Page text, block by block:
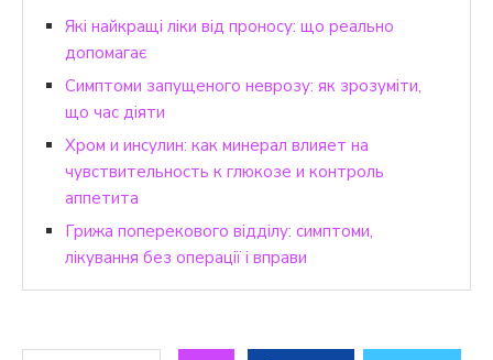
Які найкращі ліки від проносу: що реально
допомагає
Симптоми запущеного неврозу: як зрозуміти,
що час діяти
Хром и инсулин: как минерал влияет на
чувствительность к глюкозе и контроль
аппетита
Грижа поперекового відділу: симптоми,
лікування без операції і вправи